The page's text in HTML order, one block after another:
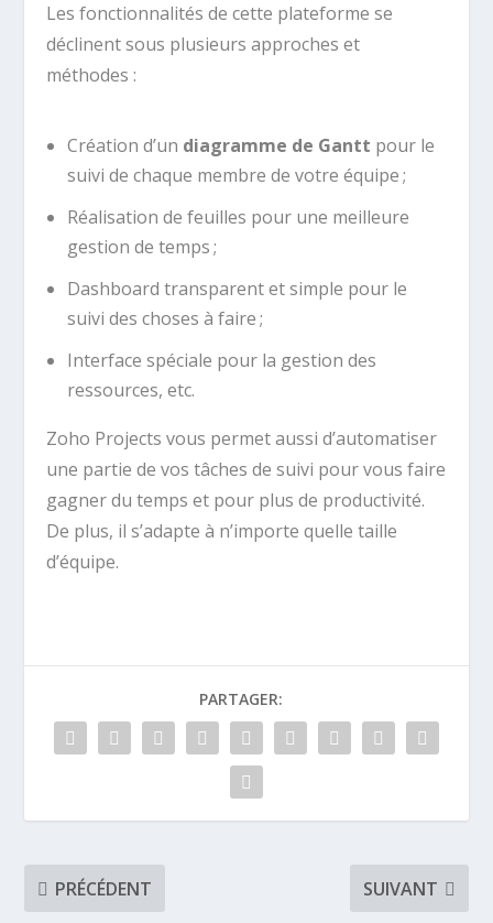
Les fonctionnalités de cette plateforme se
déclinent sous plusieurs approches et
méthodes :
Création d’un diagramme de Gantt pour le
suivi de chaque membre de votre équipe ;
Réalisation de feuilles pour une meilleure
gestion de temps ;
Dashboard transparent et simple pour le
suivi des choses à faire ;
Interface spéciale pour la gestion des
ressources, etc.
Zoho Projects vous permet aussi d’automatiser
une partie de vos tâches de suivi pour vous faire
gagner du temps et pour plus de productivité.
De plus, il s’adapte à n’importe quelle taille
d’équipe.
PARTAGER:
PRÉCÉDENT SUIVANT